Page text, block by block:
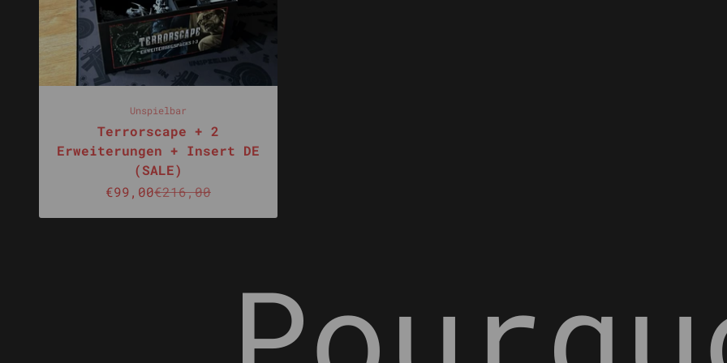
Unspielbar
Terrorscape + 2
Erweiterungen + Insert DE
(SALE)
Prix de vente
€99,00Prix normal
€216,00